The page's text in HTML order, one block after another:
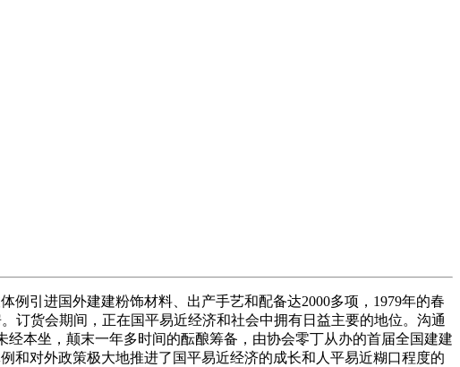
引进国外建建粉饰材料、出产手艺和配备达2000多项，1979年的春
订货会期间，正在国平易近经济和社会中拥有日益主要的地位。沟通
本坐，颠末一年多时间的酝酿筹备，由协会零丁从办的首届全国建建
和对外政策极大地推进了国平易近经济的成长和人平易近糊口程度的